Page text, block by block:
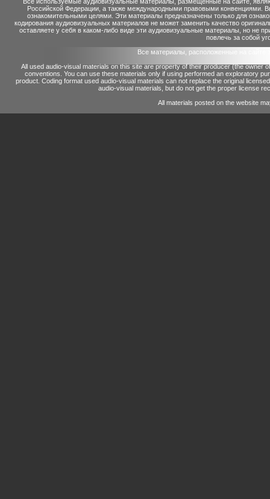
Российской Федерации, а также международными правовыми конвенциями.
ознакомительными целями. Эти материалы предназначены только для
кодирования аудиовизуальных материалов не может заменить качество
оставляете у себя в каком-либо виде эти аудиовизуальные материалы, но не
повлечь за собой
Все материалы, расположенные на сайте
All used audio-visual materials on this site are property of their producer (the owner
conventions. You can use these materials only if using performed an exploratory
product. Coding format used audio-visual materials can not replace the original
audio-visual materials, but do not get the proper license
All materials posted on the website